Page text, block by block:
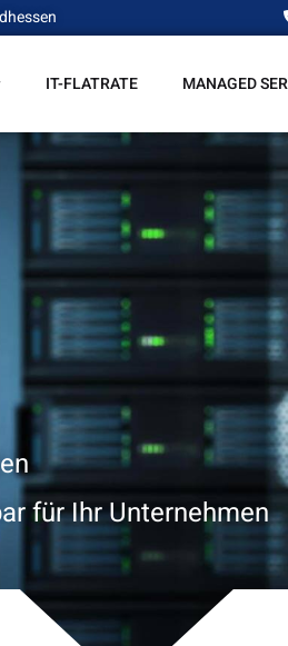
IT-FLATRATE MANAGED
für Ihr Unternehmen